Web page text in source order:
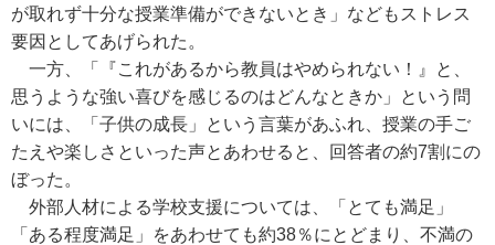
が取れず十分な授業準備ができないとき」などもストレス
要因としてあげられた。
一方、「『これがあるから教員はやめられない！』と、
思うような強い喜びを感じるのはどんなときか」という問
いには、「子供の成長」という言葉があふれ、授業の手ご
たえや楽しさといった声とあわせると、回答者の約7割にの
ぼった。
外部人材による学校支援については、「とても満足」
「ある程度満足」をあわせても約38％にとどまり、不満の